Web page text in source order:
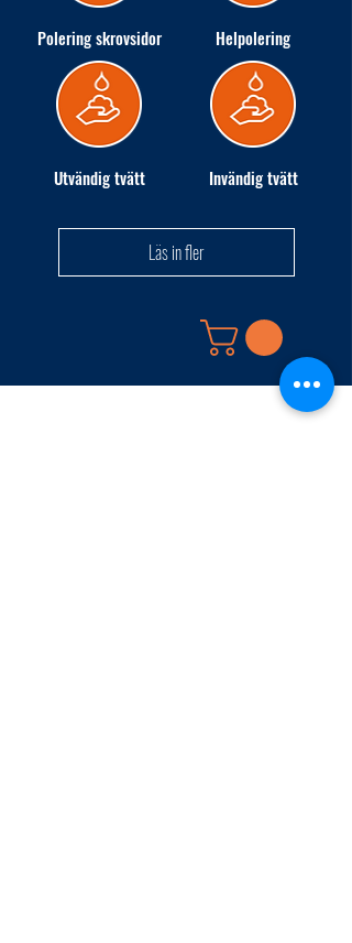
Polering skrovsidor Helpolering
Utvändig tvätt Invändig tvätt
Läs in fler